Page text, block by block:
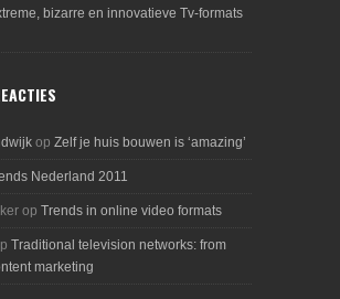
bizarre en innovatieve Tv-formats
op Zelf je huis bouwen is ‘amazing’
Nederland 2011
op Trends in online video formats
Traditional television networks: from
marketing